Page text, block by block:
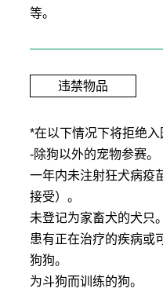
等。
违禁物品
*在以下情况下将拒绝入
-除狗以外的宠物参赛。
一年内未注射狂犬病疫
接受）。
未登记为家畜犬的犬只。
患有正在治疗的疾病或
狗狗。
为斗狗而训练的狗。